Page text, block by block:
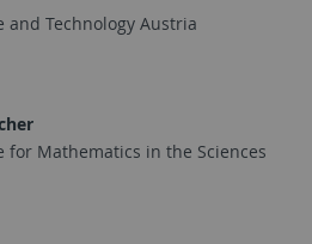
and Technology Austria
for Mathematics in the Sciences